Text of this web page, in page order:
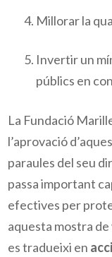
Millorar la
Invertir un
públics en
La Fundació
l’aprovació
paraules del seu
passa important
efectives per
aquesta mostra
es tradueixi en